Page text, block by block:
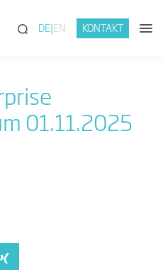
(SUCHE)
DE EN KONTAKT
01.11.2025